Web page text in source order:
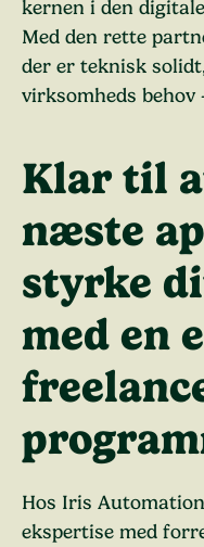
kernen i den
Med den rette
der er teknisk
virksomheds
Klar til
næste
styrke
med en
Hos Iris
ekspertise med